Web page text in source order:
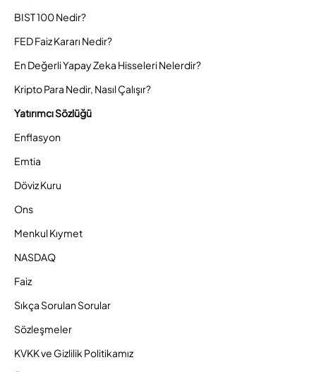
BIST 100 Nedir?
FED Faiz Kararı Nedir?
En Değerli Yapay Zeka Hisseleri Nelerdir?
Kripto Para Nedir, Nasıl Çalışır?
Yatırımcı Sözlüğü
Enflasyon
Emtia
Döviz Kuru
Ons
Menkul Kıymet
NASDAQ
Faiz
Sıkça Sorulan Sorular
Sözleşmeler
KVKK ve Gizlilik Politikamız